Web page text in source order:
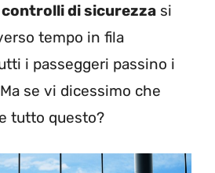
controlli di sicurezza si
tempo in fila
i passeggeri passino i
se vi dicessimo che
tutto questo?